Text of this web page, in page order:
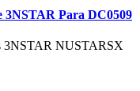
3NSTAR Para DC0509
3NSTAR NUSTARSX